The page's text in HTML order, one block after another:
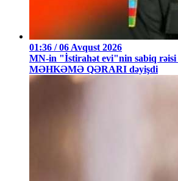
01:36 / 06 Avqust 2026
MN-in "İstirahət evi"nin sabiq rəisi
MƏHKƏMƏ QƏRARI dəyişdi